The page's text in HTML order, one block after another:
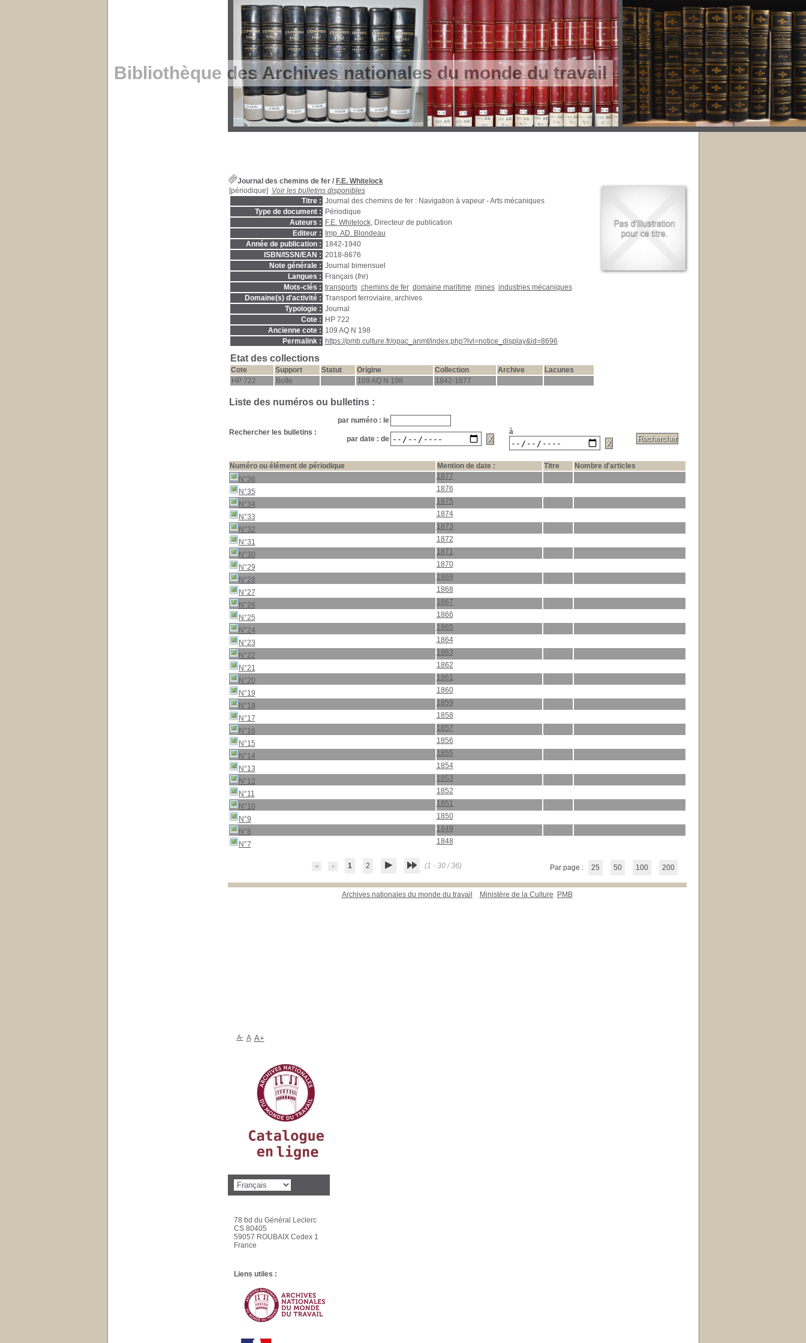
Bibliothèque des Archives nationales du monde du travail
Journal des chemins de fer/ F.E. Whitelock
[périodique] Voir les bulletins disponibles
Titre : Journal des chemins de fer : Navigation à vapeur - Arts mécaniques
Type de document :
Périodique
Auteurs :
F.E. Whitelock, Directeur de publication
Editeur :
Imp. AD. Blondeau
Année de publication : 1842-1940
ISBN/ISSN/EAN : 2018-8676
Note générale : Journal bimensuel
Langues :
Français (fre)
Mots-clés : transports chemins de fer domaine maritime mines industries mécaniques
Domaine(s) d'activité : Transport ferroviaire, archives
Typologie : Journal
Cote :
HP 722
Ancienne cote : 109 AQ N 198
Permalink :
https://pmb.culture.fr/opac_anmt/index.php?lvl=notice_display&id=8696
Etat des collections
Cote Support Statut Origine Collection Archive
Lacunes
HP 722
Boîte 109 AQ N 198 1842-1877
Liste des numéros ou bulletins :
Rechercher les bulletins :
par numéro : le
par date : de
à
Numéro ou élément de périodique Mention de date : Titre
Nombre d'articles
N°36
1877
N°35
1876
N°34
1875
N°33
1874
N°32
1873
N°31
1872
N°30
1871
N°29
1870
N°28
1869
N°27
1868
N°26
1867
N°25
1866
N°24
1865
N°23
1864
N°22
1863
N°21
1862
N°20
1861
N°19
1860
N°18
1859
N°17
1858
N°16
1857
N°15
1856
N°14
1855
N°13
1854
N°12
1853
N°11
1852
N°10
1851
N°9
1850
N°8
1849
N°7
1848
1 2 (1 - 30 / 36) Par page : 25 50 100 200
Archives nationales du monde du travail Ministère de la Culture PMB
A- A A+
78 bd du Général Leclerc
CS 80405
59057 ROUBAIX Cedex 1
France
Liens utiles :